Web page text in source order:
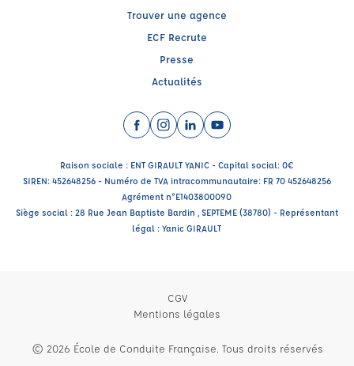
Trouver une agence
ECF Recrute
Presse
Actualités
Facebook (nouvelle fenêtre)
Instagram (nouvelle fenêtre)
LinkedIn (nouvelle fenêtre)
YouTube (nouvelle
Raison sociale : ENT GIRAULT YANIC - Capital social: 0€
SIREN: 452648256 - Numéro de TVA intracommunautaire: FR 70 452648256
Agrément n°E1403800090
Siège social : 28 Rue Jean Baptiste Bardin , SEPTEME (38780) - Représentant
légal : Yanic GIRAULT
CGV
Mentions légales
© 2026 École de Conduite Française. Tous droits réservés